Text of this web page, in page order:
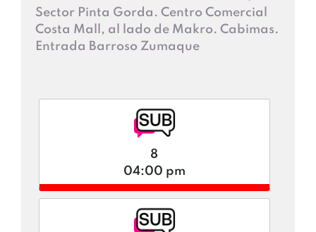
Sector Pinta Gorda. Centro Comercial
Costa Mall, al lado de Makro. Cabimas.
Entrada Barroso Zumaque
8
04:00 pm